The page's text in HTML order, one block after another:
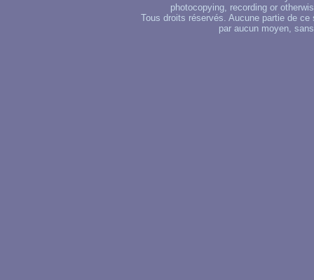
photocopying, recording or
Tous droits réservés. Aucune partie de
par aucun moyen,